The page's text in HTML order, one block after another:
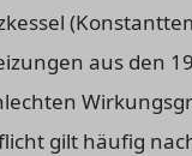
aus den
gilt häufig